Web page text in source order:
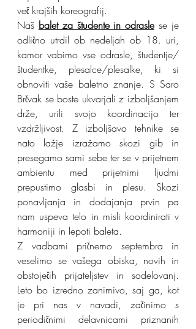
več krajših koreografij.
Naš balet za študente in odrasle se je
odlično utrdil ob nedeljah ob 18. uri,
kamor vabimo vse odrasle, študentje/
študentke, plesalce/plesalke, ki si
obnoviti vaše baletno znanje. S Saro
Brčvak se boste ukvarjali z izboljšanjem
drže, urili svojo koordinacijo ter
vzdržljivost. Z izboljšavo tehnike se
nato lažje izražamo skozi gib in
presegamo sami sebe​ ter se v prijetnem
ambientu med prijetnimi ljudmi
prepustimo glasbi in plesu. Skozi
ponavljanja in dodajanja prvin pa
nam uspeva telo in misli koordinirati v
harmoniji in lepoti baleta.
Z vadbami pričnemo septembra in
veselimo se vašega obiska, novih in
obstoječih prijateljstev in sodelovanj.
Leto bo izredno zanimivo, saj ga, kot
je pri nas v navadi, začinimo s
periodičnimi delavnicami priznanih